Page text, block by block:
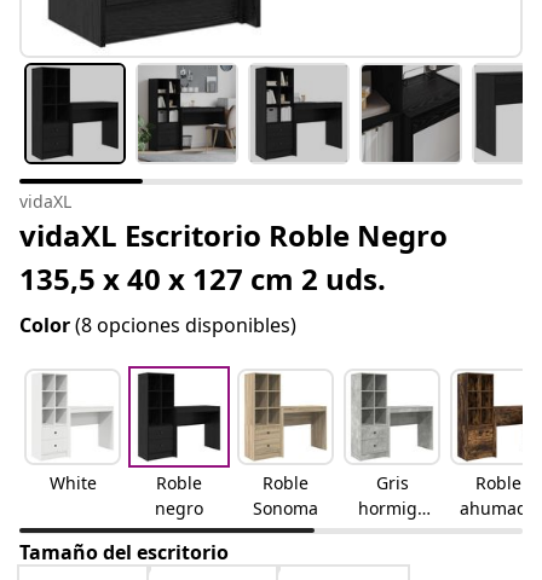
vidaXL
vidaXL Escritorio Roble Negro
135,5 x 40 x 127 cm 2 uds.
Color(8 opciones disponibles)
White
Roble
negro
Roble
Sonoma
Gris
hormigó
n
Roble
ahumado
Tamaño del escritorio